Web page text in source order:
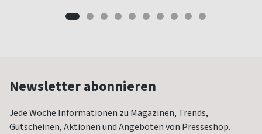
Newsletter abonnieren
Jede Woche Informationen zu Magazinen, Trends,
Gutscheinen, Aktionen und Angeboten von Presseshop.